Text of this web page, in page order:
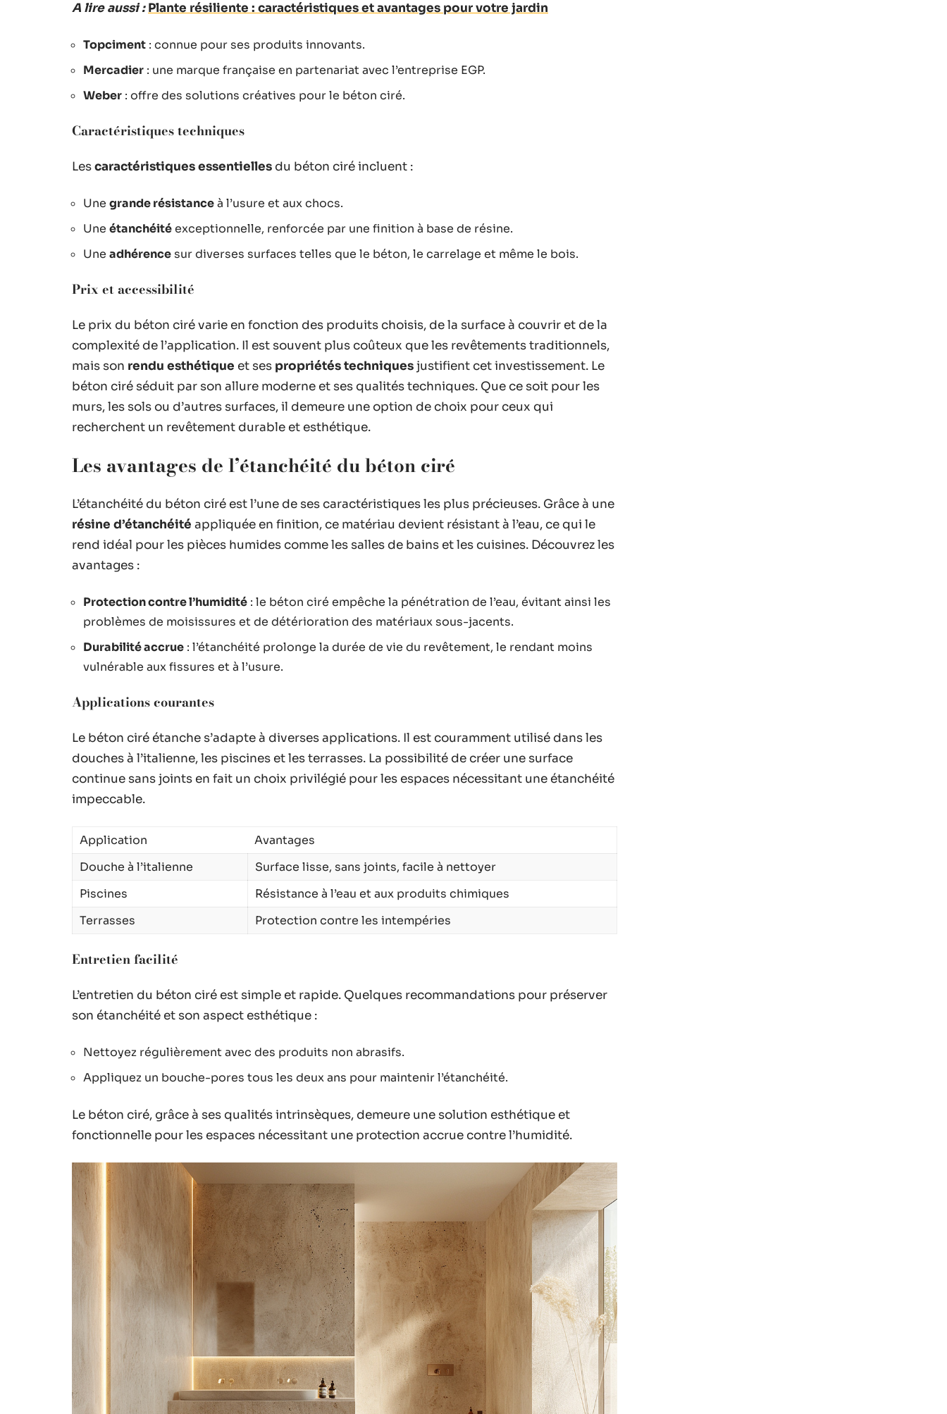
A lire aussi : Plante résiliente : caractéristiques et avantages pour votre jardin
Topciment : connue pour ses produits innovants.
Mercadier : une marque française en partenariat avec l’entreprise EGP.
Weber : offre des solutions créatives pour le béton ciré.
Caractéristiques techniques
Lescaractéristiques essentielles du béton ciré incluent :
Une grande résistanceà l’usure et aux chocs.
Une étanchéitéexceptionnelle, renforcée par une finition à base de résine.
Une adhérence sur diverses surfaces telles que le béton, le carrelage et même le bois.
Prix et accessibilité
Le prix du béton ciré varie en fonction des produits choisis, de la surface à couvrir et de la
complexité de l’application. Il est souvent plus coûteux que les revêtements traditionnels,
mais son rendu esthétique et ses propriétés techniquesjustifient cet investissement. Le
béton ciré séduit par son allure moderne et ses qualités techniques. Que ce soit pour les
murs, les sols ou d’autres surfaces, il demeure une option de choix pour ceux qui
recherchent un revêtement durable et esthétique.
Les avantages de l’étanchéité du béton ciré
L’étanchéité du béton ciré est l’une de ses caractéristiques les plus précieuses. Grâce à une
résine d’étanchéité appliquée en finition, ce matériau devient résistant à l’eau, ce qui le
rend idéal pour les pièces humides comme les salles de bains et les cuisines. Découvrez les
avantages :
Protection contre l’humidité : le béton ciré empêche la pénétration de l’eau, évitant ainsi les
problèmes de moisissures et de détérioration des matériaux sous-jacents.
Durabilité accrue : l’étanchéité prolonge la durée de vie du revêtement, le rendant moins
vulnérable aux fissures et à l’usure.
Applications courantes
Le béton ciré étanche s’adapte à diverses applications. Il est couramment utilisé dans les
douches à l’italienne, les piscines et les terrasses. La possibilité de créer une surface
continue sans joints en fait un choix privilégié pour les espaces nécessitant une étanchéité
impeccable.
Application
Avantages
Douche à l’italienne
Surface lisse, sans joints, facile à nettoyer
Piscines
Résistance à l’eau et aux produits chimiques
Terrasses
Protection contre les intempéries
Entretien facilité
L’entretien du béton ciré est simple et rapide. Quelques recommandations pour préserver
son étanchéité et son aspect esthétique :
Nettoyez régulièrement avec des produits non abrasifs.
Appliquez un bouche-pores tous les deux ans pour maintenir l’étanchéité.
Le béton ciré, grâce à ses qualités intrinsèques, demeure une solution esthétique et
fonctionnelle pour les espaces nécessitant une protection accrue contre l’humidité.